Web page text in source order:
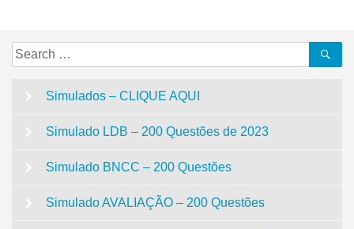
Search
for:
Simulados – CLIQUE AQUI
Simulado LDB – 200 Questões de 2023
Simulado BNCC – 200 Questões
Simulado AVALIAÇÃO – 200 Questões